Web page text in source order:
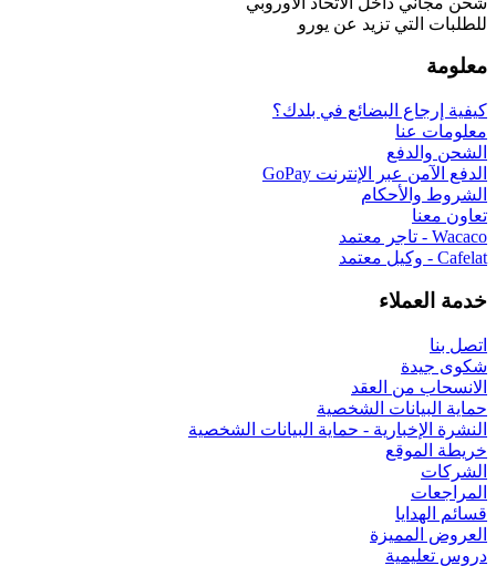
للطلبات التي تزيد عن يورو
معلومة
كيفية إرجاع البضائع في بلدك؟
معلومات عنا
الشحن والدفع
الدفع الآمن عبر الإنترنت GoPay
الشروط والأحكام
تعاون معنا
Wacaco - تاجر معتمد
Cafelat - وكيل معتمد
خدمة العملاء
اتصل بنا
شكوى جيدة
الانسحاب من العقد
حماية البيانات الشخصية
النشرة الإخبارية - حماية البيانات الشخصية
خريطة الموقع
الشركات
المراجعات
قسائم الهدايا
العروض المميزة
دروس تعليمية